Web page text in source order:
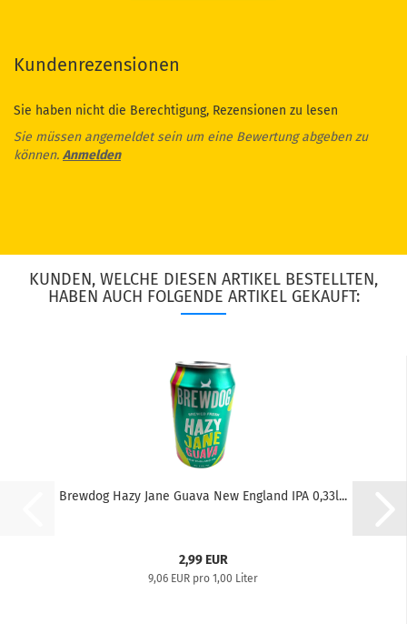
Kundenrezensionen
Sie haben nicht die Berechtigung, Rezensionen zu lesen
Sie müssen angemeldet sein um eine Bewertung abgeben zu
können. Anmelden
KUNDEN, WELCHE DIESEN ARTIKEL BESTELLTEN,
HABEN AUCH FOLGENDE ARTIKEL GEKAUFT:
Brewdog Hazy Jane Guava New England IPA 0,33l...
2,99 EUR
9,06 EUR pro 1,00 Liter